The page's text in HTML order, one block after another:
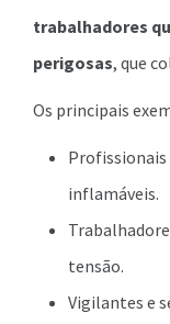
trabalhadores
perigosas, que
Os principais
Profissionais
inflamáveis.
tensão.
Vigilantes e